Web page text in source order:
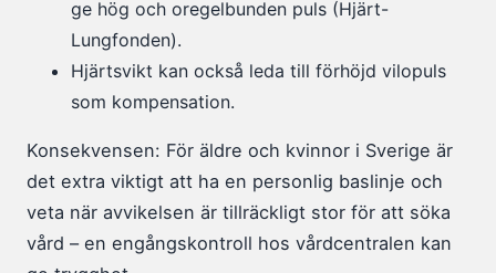
ge hög och oregelbunden puls (Hjärt-
Lungfonden).
Hjärtsvikt kan också leda till förhöjd vilopuls
som kompensation.
Konsekvensen: För äldre och kvinnor i Sverige är
det extra viktigt att ha en personlig baslinje och
veta när avvikelsen är tillräckligt stor för att söka
vård – en engångskontroll hos vårdcentralen kan